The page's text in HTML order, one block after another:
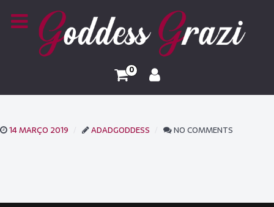
0
14 MARÇO 2019 ADADGODDESS NO COMMENTS